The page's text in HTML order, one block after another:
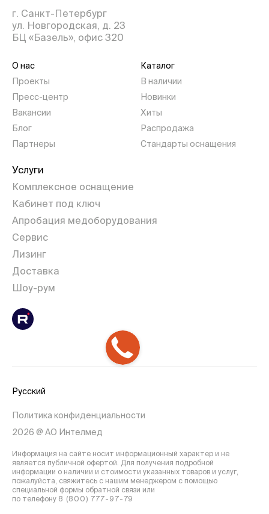
г. Санкт-Петербург
ул. Новгородская, д. 23
БЦ «Базель», офис 320
О нас
Проекты
Пресс-центр
Вакансии
Блог
Партнеры
Каталог
В наличии
Новинки
Хиты
Распродажа
Стандарты оснащения
Услуги
Комплексное оснащение
Кабинет под ключ
Апробация медоборудования
Сервис
Лизинг
Доставка
Шоу-рум
Русский
Политика конфиденциальности
2026 @ АО Интелмед
Информация на сайте носит информационный характер и не
является публичной офертой. Для получения подробной
информации о наличии и стоимости указанных товаров и услуг,
пожалуйста, свяжитесь с нашим менеджером с помощью
специальной формы обратной связи или
по телефону 8 (800) 777-97-79